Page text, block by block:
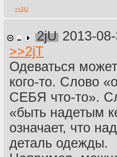
>>2jU
2jU 2013-
>>2jT
Одеваться
кого-то. Слово
СЕБЯ что-то».
«быть надетым
означает, что
деталь одежды.